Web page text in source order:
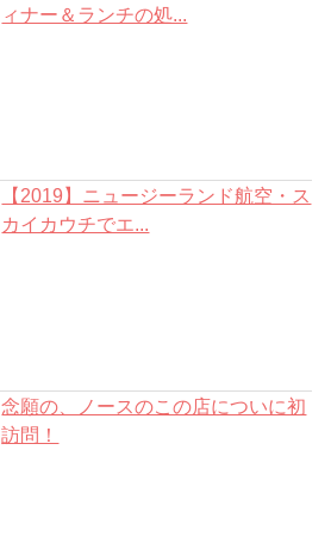
ィナー＆ランチの処...
【2019】ニュージーランド航空・ス
カイカウチでエ...
念願の、ノースのこの店についに初
訪問！